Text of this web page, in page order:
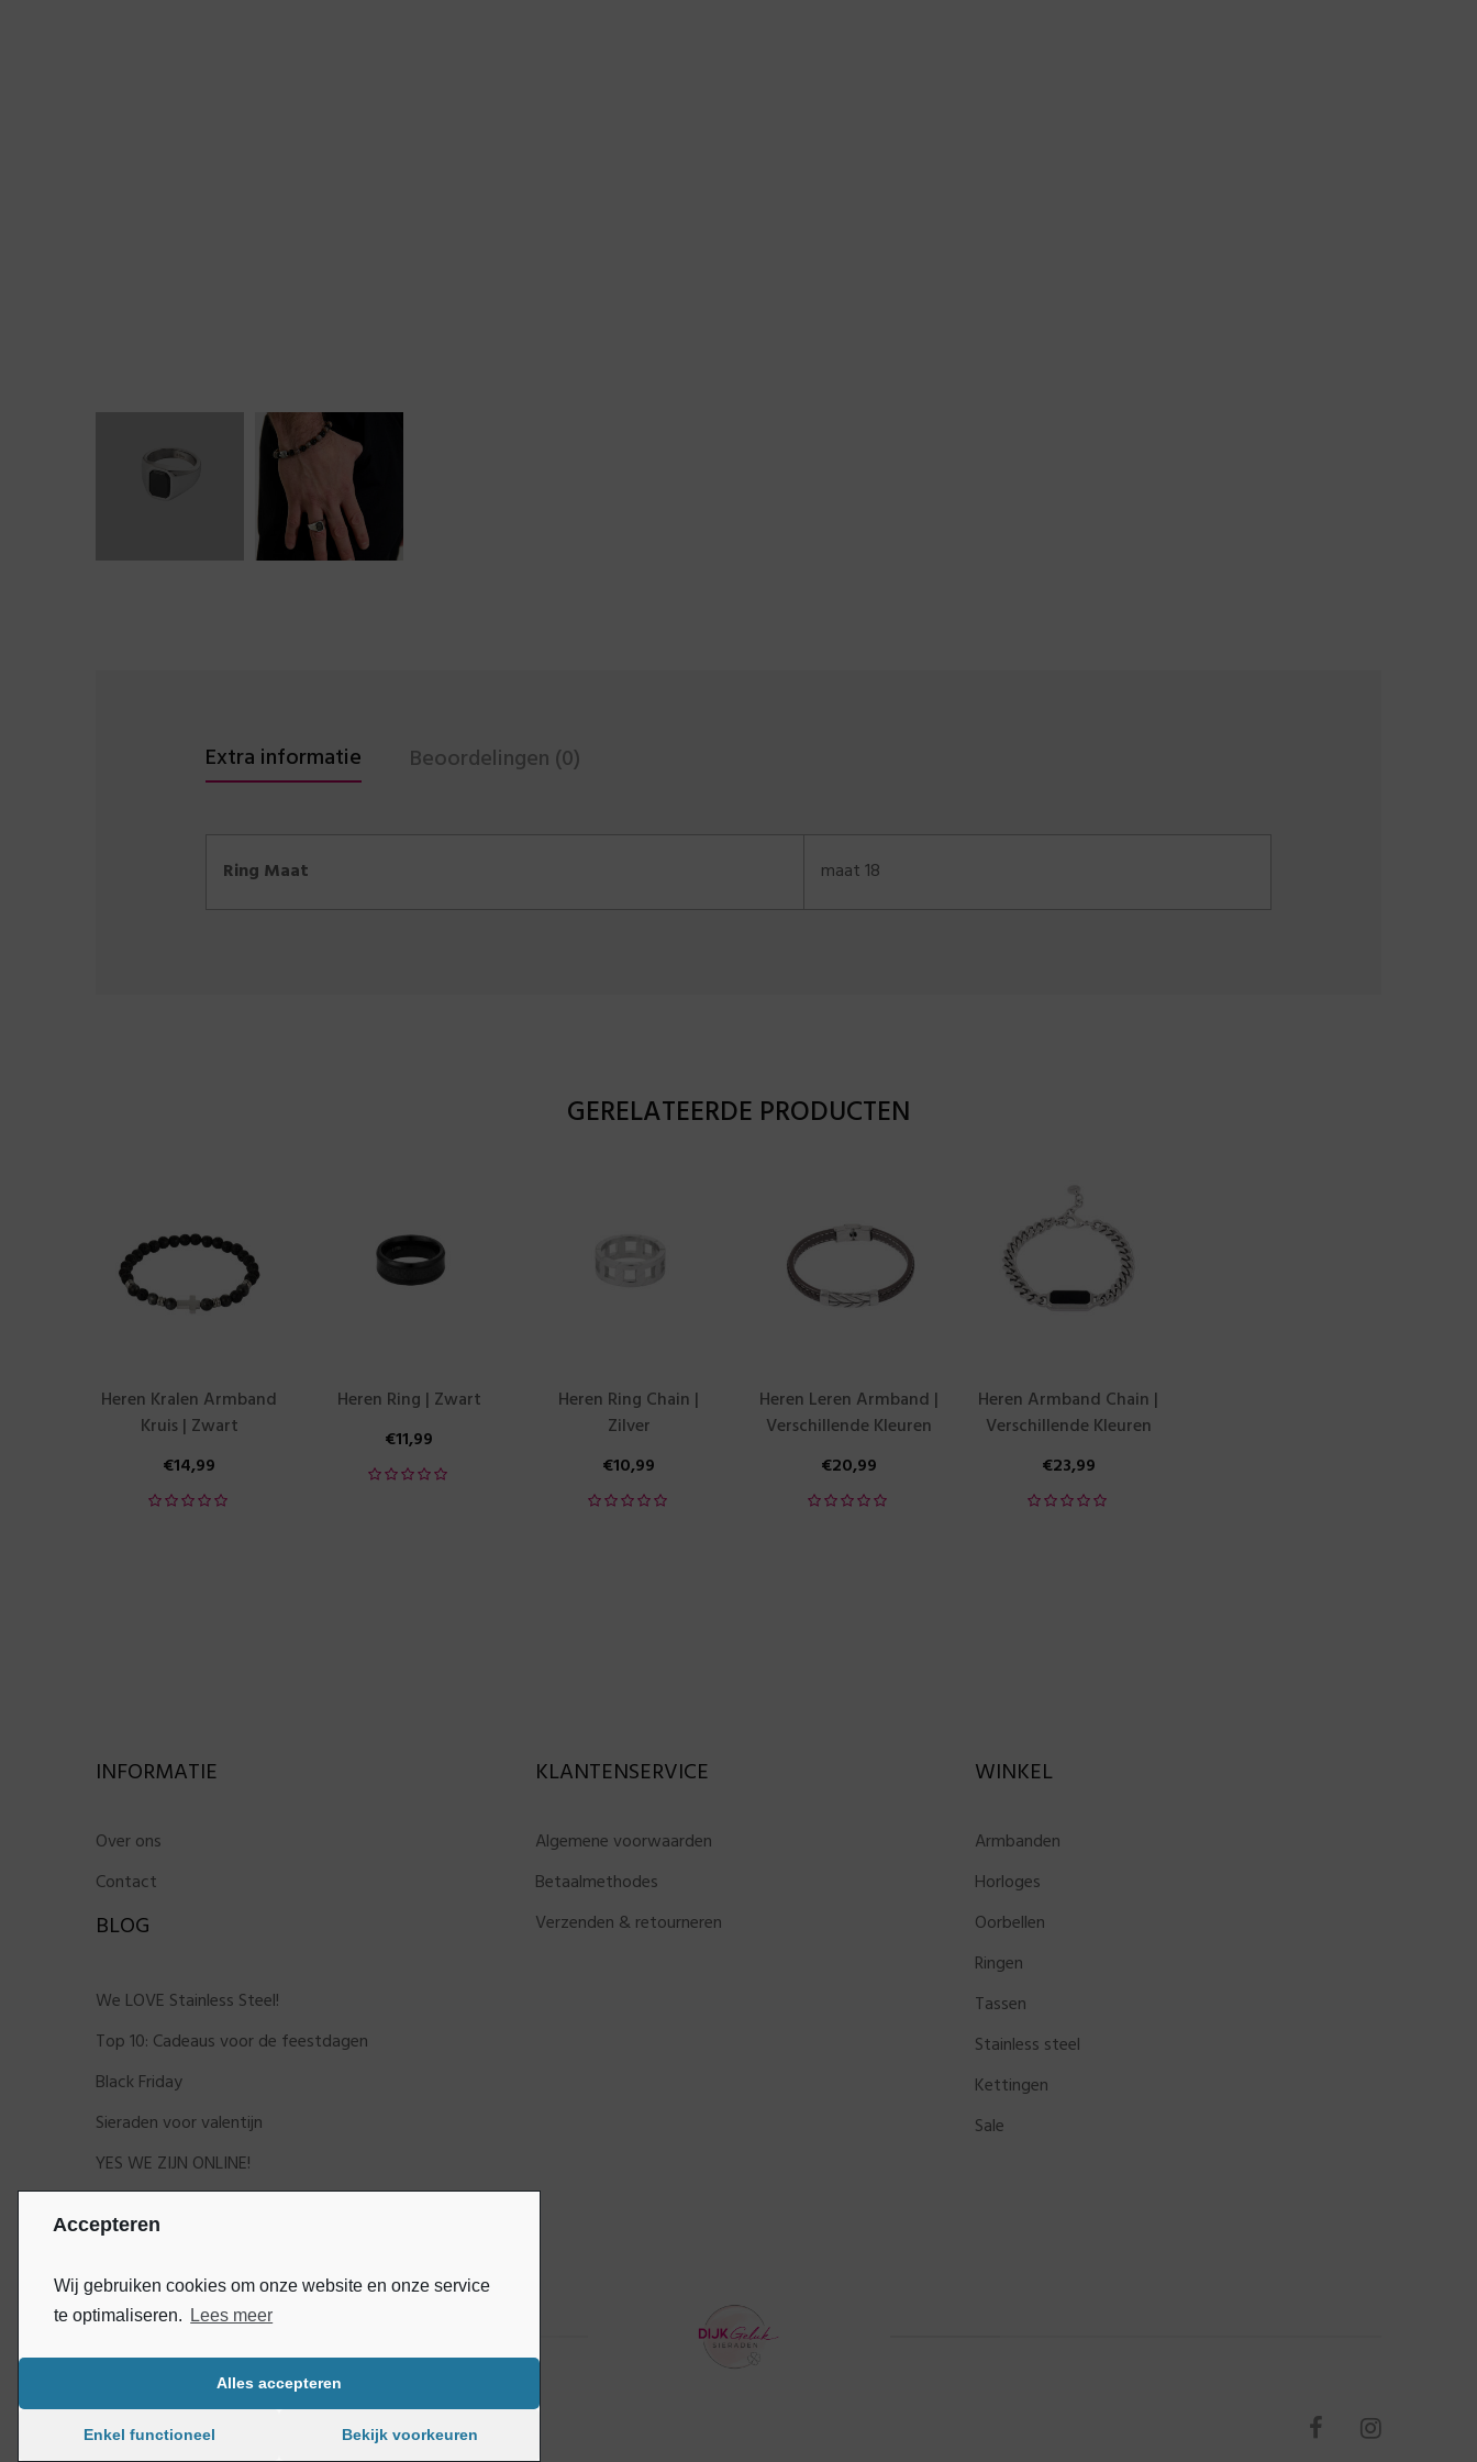
Accepteren
Wij gebruiken cookies om onze website en onze service
te optimaliseren.
Lees meer
Alles accepteren
Enkel functioneel Bekijk voorkeuren
Extra informatie Beoordelingen (0)
Ring Maat maat 18
GERELATEERDE PRODUCTEN
Heren Kralen Armband
Kruis | Zwart
€14,99
Heren Ring | Zwart
€11,99
Heren Ring Chain |
Zilver
€10,99
Heren Leren Armband |
Verschillende Kleuren
€20,99
Heren Armband Chain |
Verschillende Kleuren
€23,99
INFORMATIE
Over ons
Contact
BLOG
We LOVE Stainless Steel!
Top 10: Cadeaus voor de feestdagen
Black Friday
Sieraden voor valentijn
YES WE ZIJN ONLINE!
KLANTENSERVICE
Algemene voorwaarden
Betaalmethodes
Verzenden & retourneren
WINKEL
Armbanden
Horloges
Oorbellen
Ringen
Tassen
Stainless steel
Kettingen
Sale
Copyright © DijkGelukSieraden | Ontwikkeld doorBluey